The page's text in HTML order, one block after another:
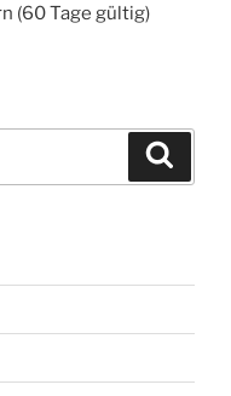
(60 Tage gültig)